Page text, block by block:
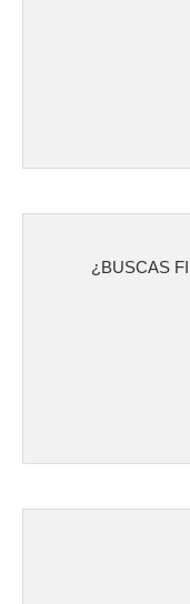
¿BUSCAS